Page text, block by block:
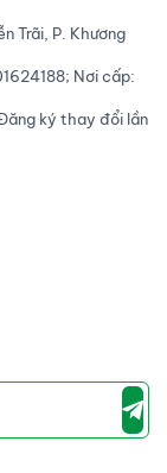
Trãi, P. Khương
Nơi cấp:
ký thay đổi lần